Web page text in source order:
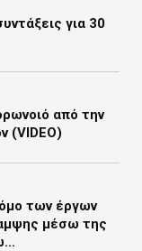
για 30
από την
(VIDEO)
των έργων
μέσω της